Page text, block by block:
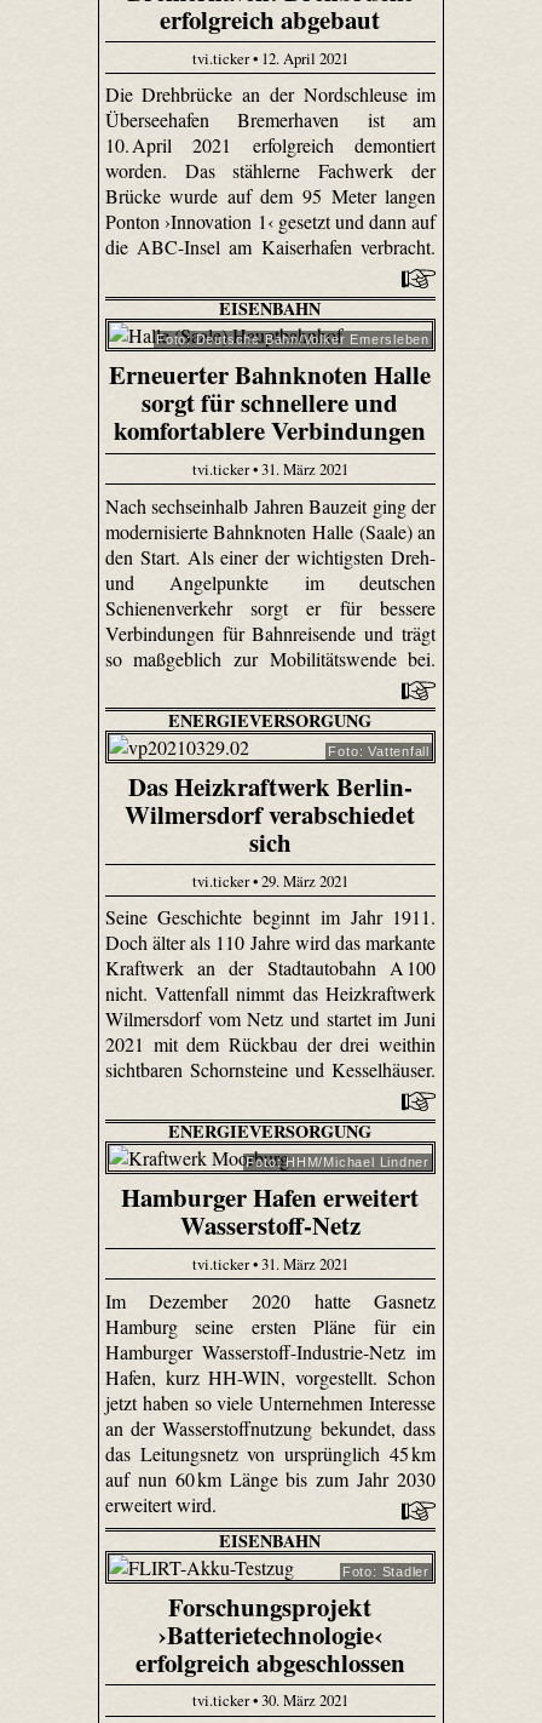
erfolgreich abgebaut
tvi.ticker • 12. April 2021
Die Drehbrücke an der Nordschleuse im
Überseehafen Bremerhaven ist am
10. April 2021 erfolgreich demontiert
worden. Das stählerne Fachwerk der
Brücke wurde auf dem 95 Meter langen
Ponton ›Innovation 1‹ gesetzt und dann auf
die ABC-Insel am Kaiserhafen verbracht.
EISENBAHN
Foto: Deutsche Bahn/Volker Emersleben
Erneuerter Bahnknoten Halle
sorgt für schnellere und
komfortablere Verbindungen
tvi.ticker • 31. März 2021
Nach sechseinhalb Jahren Bauzeit ging der
modernisierte Bahnknoten Halle (Saale) an
den Start. Als einer der wichtigsten Dreh-
und Angelpunkte im deutschen
Schienenverkehr sorgt er für bessere
Verbindungen für Bahnreisende und trägt
so maßgeblich zur Mobilitätswende bei.
ENERGIEVERSORGUNG
Foto: Vattenfall
Das Heizkraftwerk Berlin-
Wilmersdorf verabschiedet
sich
tvi.ticker • 29. März 2021
Seine Geschichte beginnt im Jahr 1911.
Doch älter als 110 Jahre wird das markante
Kraftwerk an der Stadtautobahn A 100
nicht. Vattenfall nimmt das Heizkraftwerk
Wilmersdorf vom Netz und startet im Juni
2021 mit dem Rückbau der drei weithin
sichtbaren Schornsteine und Kesselhäuser.
ENERGIEVERSORGUNG
Foto: HHM/Michael Lindner
Hamburger Hafen erweitert
Wasserstoff-Netz
tvi.ticker • 31. März 2021
Im Dezember 2020 hatte Gasnetz
Hamburg seine ersten Pläne für ein
Hamburger Wasserstoff-Industrie-Netz im
Hafen, kurz HH-WIN, vorgestellt. Schon
jetzt haben so viele Unternehmen Interesse
an der Wasserstoffnutzung bekundet, dass
das Leitungsnetz von ursprünglich 45 km
auf nun 60 km Länge bis zum Jahr 2030
erweitert wird.
EISENBAHN
Foto: Stadler
Forschungsprojekt
›Batterietechnologie‹
erfolgreich abgeschlossen
tvi.ticker • 30. März 2021